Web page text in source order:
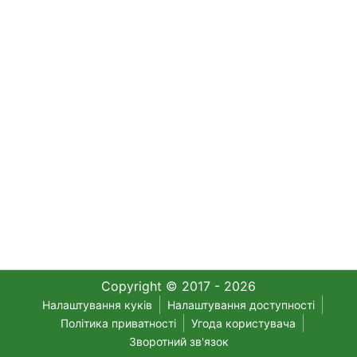
Copyright © 2017 - 2026
Налаштування куків
Налаштування доступності
Політика приватності
Угода користувача
Зворотний зв'язок